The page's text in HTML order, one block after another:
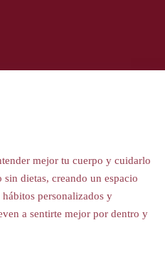
mejor tu cuerpo y cuidarlo
dietas, creando un espacio
personalizados y
a sentirte mejor por dentro y